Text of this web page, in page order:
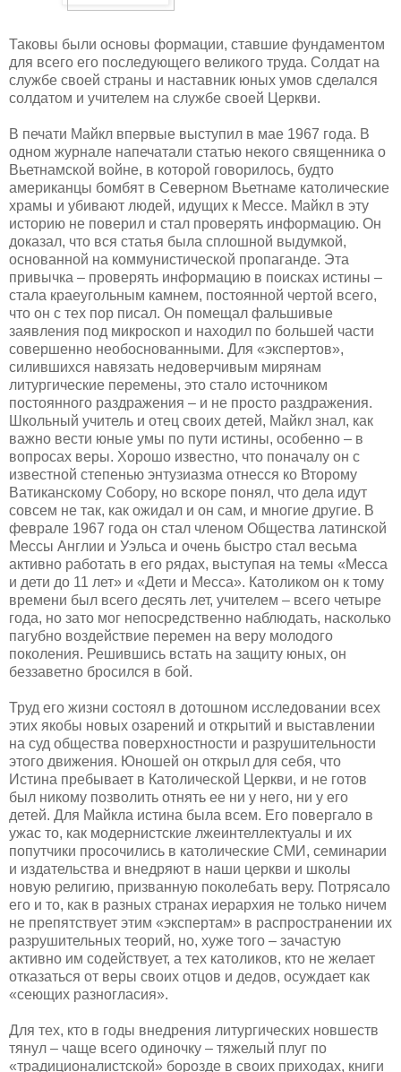
Таковы были основы формации, ставшие фундаментом
для всего его последующего великого труда. Солдат на
службе своей страны и наставник юных умов сделался
солдатом и учителем на службе своей Церкви.
В печати Майкл впервые выступил в мае 1967 года. В
одном журнале напечатали статью некого священника о
Вьетнамской войне, в которой говорилось, будто
американцы бомбят в Северном Вьетнаме католические
храмы и убивают людей, идущих к Мессе. Майкл в эту
историю не поверил и стал проверять информацию. Он
доказал, что вся статья была сплошной выдумкой,
основанной на коммунистической пропаганде. Эта
привычка – проверять информацию в поисках истины –
стала краеугольным камнем, постоянной чертой всего,
что он с тех пор писал. Он помещал фальшивые
заявления под микроскоп и находил по большей части
совершенно необоснованными. Для «экспертов»,
силившихся навязать недоверчивым мирянам
литургические перемены, это стало источником
постоянного раздражения – и не просто раздражения.
Школьный учитель и отец своих детей, Майкл знал, как
важно вести юные умы по пути истины, особенно – в
вопросах веры. Хорошо известно, что поначалу он с
известной степенью энтузиазма отнесся ко Второму
Ватиканскому Собору, но вскоре понял, что дела идут
совсем не так, как ожидал и он сам, и многие другие. В
феврале 1967 года он стал членом Общества латинской
Мессы Англии и Уэльса и очень быстро стал весьма
активно работать в его рядах, выступая на темы «Месса
и дети до 11 лет» и «Дети и Месса». Католиком он к тому
времени был всего десять лет, учителем – всего четыре
года, но зато мог непосредственно наблюдать, насколько
пагубно воздействие перемен на веру молодого
поколения. Решившись встать на защиту юных, он
беззаветно бросился в бой.
Труд его жизни состоял в дотошном исследовании всех
этих якобы новых озарений и открытий и выставлении
на суд общества поверхностности и разрушительности
этого движения. Юношей он открыл для себя, что
Истина пребывает в Католической Церкви, и не готов
был никому позволить отнять ее ни у него, ни у его
детей. Для Майкла истина была всем. Его повергало в
ужас то, как модернистские лжеинтеллектуалы и их
попутчики просочились в католические СМИ, семинарии
и издательства и внедряют в наши церкви и школы
новую религию, призванную поколебать веру. Потрясало
его и то, как в разных странах иерархия не только ничем
не препятствует этим «экспертам» в распространении их
разрушительных теорий, но, хуже того – зачастую
активно им содействует, а тех католиков, кто не желает
отказаться от веры своих отцов и дедов, осуждает как
«сеющих разногласия».
Для тех, кто в годы внедрения литургических новшеств
тянул – чаще всего одиночку – тяжелый плуг по
«традиционалистской» борозде в своих приходах, книги